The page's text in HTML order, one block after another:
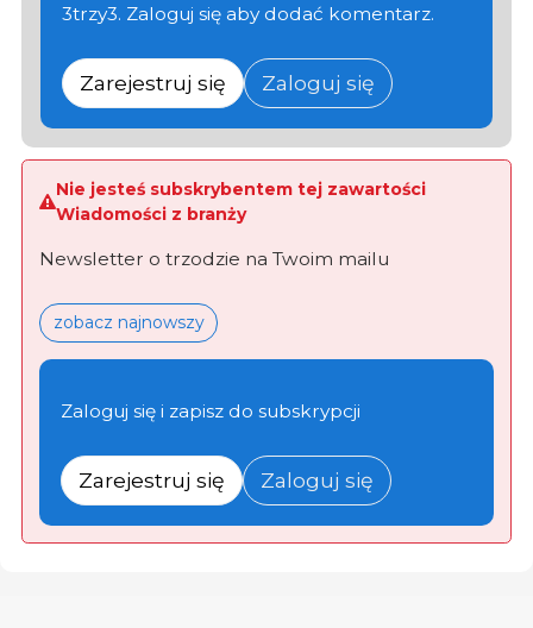
3trzy3. Zaloguj się aby dodać komentarz.
Zarejestruj się Zaloguj się
Nie jesteś subskrybentem tej zawartości
Wiadomości z branży
Newsletter o trzodzie na Twoim mailu
zobacz najnowszy
Zaloguj się i zapisz do subskrypcji
Zarejestruj się Zaloguj się